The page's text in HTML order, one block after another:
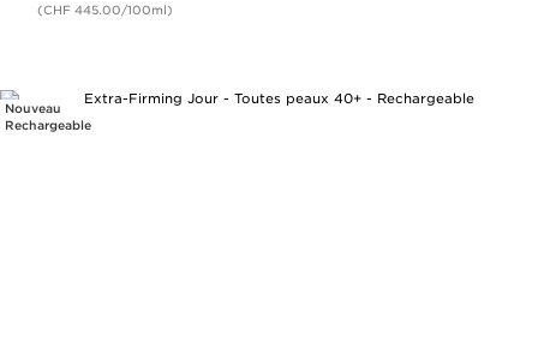
(CHF 445.00/100ml)
Nouveau
Rechargeable